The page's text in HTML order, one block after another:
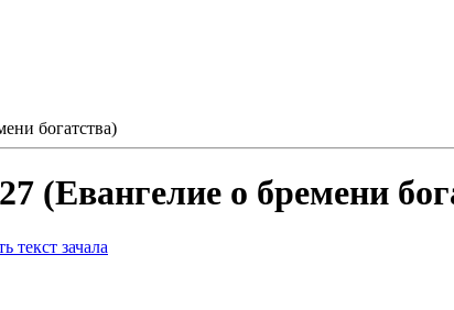
богатства)
(Евангелие о бремени
текст зачала